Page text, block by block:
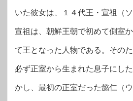
いた彼女は、１４代王・宣祖（
宣祖は、朝鮮王朝で初めて側室
て王となった人物である。その
必ず正室から生まれた息子にし
かし、最初の正室だった懿仁（